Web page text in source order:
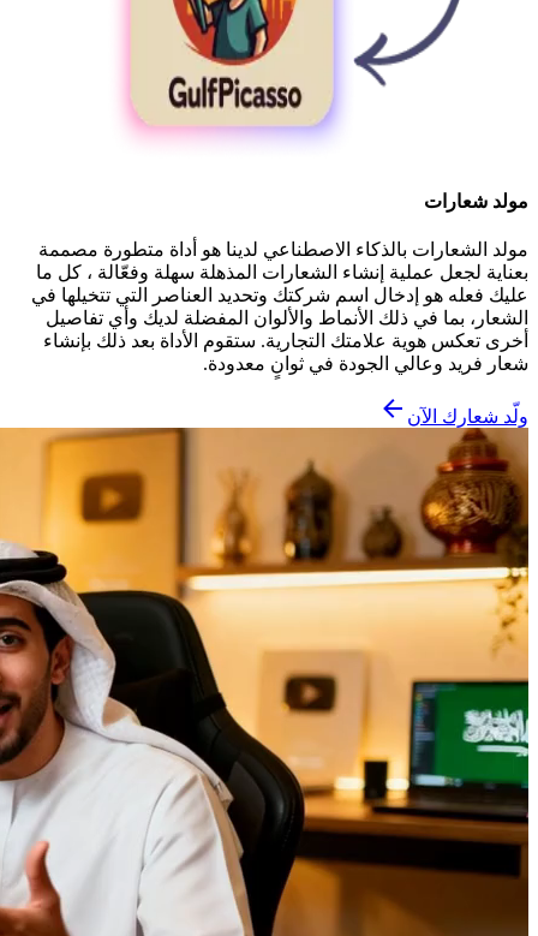
مولد شعارات
مولد الشعارات بالذكاء الاصطناعي لدينا هو أداة متطورة مصممة
بعناية لجعل عملية إنشاء الشعارات المذهلة سهلة وفعّالة ، كل ما
عليك فعله هو إدخال اسم شركتك وتحديد العناصر التي تتخيلها في
الشعار، بما في ذلك الأنماط والألوان المفضلة لديك وأي تفاصيل
أخرى تعكس هوية علامتك التجارية. ستقوم الأداة بعد ذلك بإنشاء
شعار فريد وعالي الجودة في ثوانٍ معدودة.
ولّد شعارك الآن